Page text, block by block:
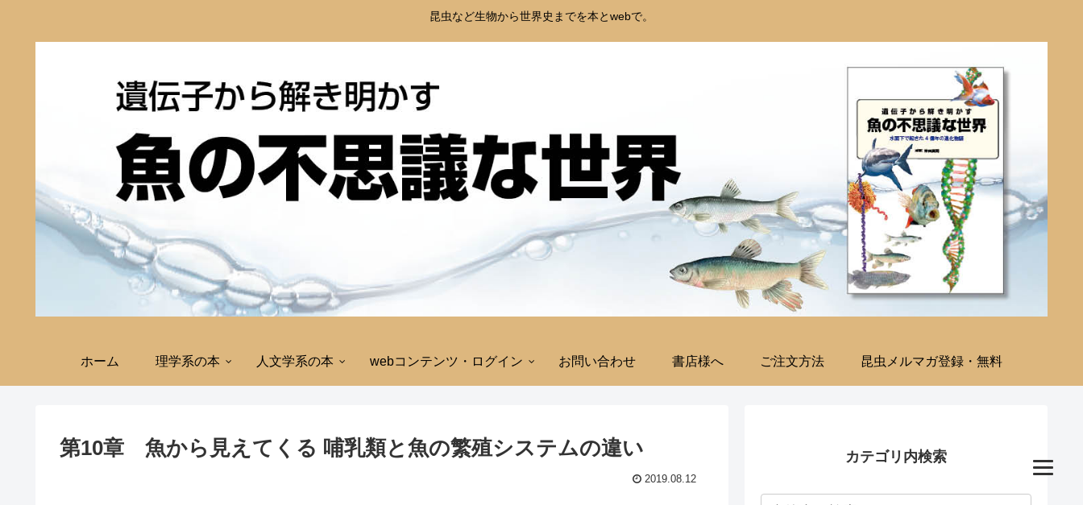
昆虫など生物から世界史までを本とwebで。
ホーム 理学系の本 人文学系の本 webコンテンツ・ログイン お問い合わせ 書店様へ ご注文方法 昆虫メルマガ登録・無料
第10章 魚から見えてくる 哺乳類と魚の繁殖システムの違い
2019.08.12
カテゴリ内検索